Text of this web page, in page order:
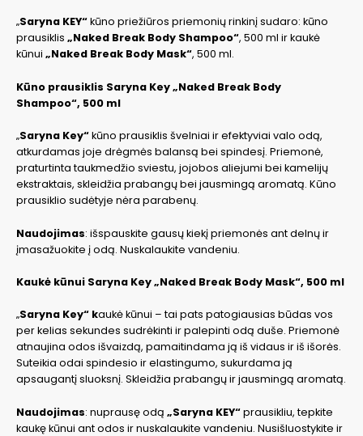
„Saryna KEY“kūno priežiūros priemonių rinkinį sudaro: kūno
prausiklis „Naked Break Body Shampoo“, 500 ml ir kaukė
kūnui „Naked Break Body Mask“, 500 ml.
Kūno prausiklis Saryna Key „Naked Break Body
Shampoo“, 500 ml
„Saryna Key“kūno prausiklis švelniai ir efektyviai valo odą,
atkurdamas joje drėgmės balansą bei spindesį. Priemonė,
praturtinta taukmedžio sviestu, jojobos aliejumi bei kamelijų
ekstraktais, skleidžia prabangų bei jausmingą aromatą. Kūno
prausiklio sudėtyje nėra parabenų.
Naudojimas: išspauskite gausų kiekį priemonės ant delnų ir
įmasažuokite į odą. Nuskalaukite vandeniu.
Kaukė kūnui Saryna Key „Naked Break Body Mask“, 500 ml
„Saryna Key“ kaukė kūnui – tai pats patogiausias būdas vos
per kelias sekundes sudrėkinti ir palepinti odą duše. Priemonė
atnaujina odos išvaizdą, pamaitindama ją iš vidaus ir iš išorės.
Suteikia odai spindesio ir elastingumo, sukurdama ją
apsaugantį sluoksnį. Skleidžia prabangų ir jausmingą aromatą.
Naudojimas: nuprausę odą „Saryna KEY“prausikliu, tepkite
kaukę kūnui ant odos ir nuskalaukite vandeniu. Nusišluostykite ir